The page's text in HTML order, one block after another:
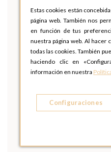
Estas cookies están
página web. También nos
en función de tus
nuestra página web. Al hacer
todas las cookies. También
haciendo clic en
información en nuestra
Configuraciones